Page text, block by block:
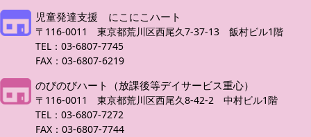
児童発達支援 にこにこハート
〒116-0011 東京都荒川区西尾久7-37-13 飯村ビル1階
TEL：03-6807-7745
FAX：03-6807-6219
のびのびハート（放課後等デイサービス重心）
〒116-0011 東京都荒川区西尾久8-42-2 中村ビル1階
TEL：03-6807-7272
FAX：03-6807-7744